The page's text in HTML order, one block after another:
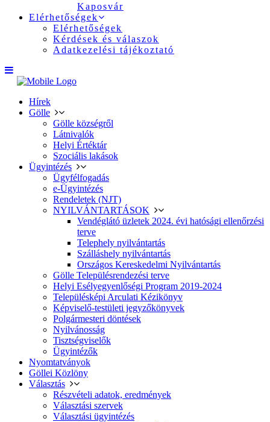
Kaposvár
Elérhetőségek
Elérhetőségek
Kérdések és válaszok
Adatkezelési tájékoztató
Hírek
Gölle
Gölle községről
Látnivalók
Helyi Értéktár
Szociális lakások
Ügyintézés
Ügyfélfogadás
e-Ügyintézés
Rendeletek (NJT)
NYILVÁNTARTÁSOK
Vendéglátó üzletek 2024. évi hatósági ellenőrzési
terve
Telephely nyilvántartás
Szálláshely nyilvántartás
Országos Kereskedelmi Nyilvántartás
Gölle Településrendezési terve
Helyi Esélyegyenlőségi Program 2019-2024
Településképi Arculati Kézikönyv
Képviselő-testületi jegyzőkönyvek
Polgármesteri döntések
Nyilvánosság
Tisztségviselők
Ügyintézők
Nyomtatványok
Göllei Közlöny
Választás
Részvételi adatok, eredmények
Választási szervek
Választási ügyintézés